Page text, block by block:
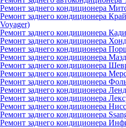
Ремонт заднего кондиционера
Ремонт заднего кондиционера
Voyager)
Ремонт заднего кондиционера
Ремонт заднего кондиционера
Ремонт заднего кондиционера
Ремонт заднего кондиционера
Ремонт заднего кондиционера
Ремонт заднего кондиционера
Ремонт заднего кондиционера
Ремонт заднего кондиционера
Ремонт заднего кондиционера
Ремонт заднего кондиционера
Ремонт заднего кондиционера
Ремонт заднего кондиционера